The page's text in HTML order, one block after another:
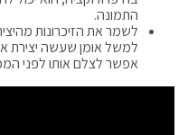
התמונה.
לשמר את הזיכרונות
למשל אומן שעשה יצירת
אפשר לצלם אותו לפני